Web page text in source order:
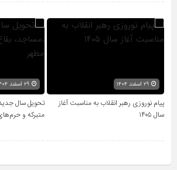
پیام نوروزی رهبر انقلاب به مناسبت آغاز
سال ۱۴۰۵
تحویل سال‌
متبرکه‌ و